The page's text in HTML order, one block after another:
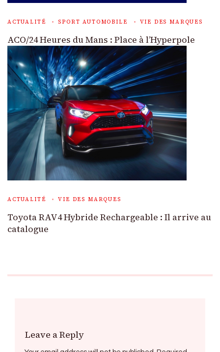
ACTUALITÉ SPORT AUTOMOBILE VIE DES MARQUES
ACO/24 Heures du Mans : Place à l’Hyperpole
ACTUALITÉ VIE DES MARQUES
Toyota RAV4 Hybride Rechargeable : Il arrive au
catalogue
Leave a Reply